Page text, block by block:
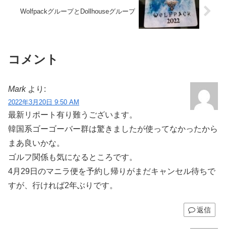
WolfpackグループとDollhouseグループ
コメント
Mark より:
2022年3月20日 9:50 AM
最新リポート有り難うございます。
韓国系ゴーゴーバー群は驚きましたが使ってなかったから
まあ良いかな。
ゴルフ関係も気になるところです。
4月29日のマニラ便を予約し帰りがまだキャンセル待ちで
すが、行ければ2年ぶりです。
返信